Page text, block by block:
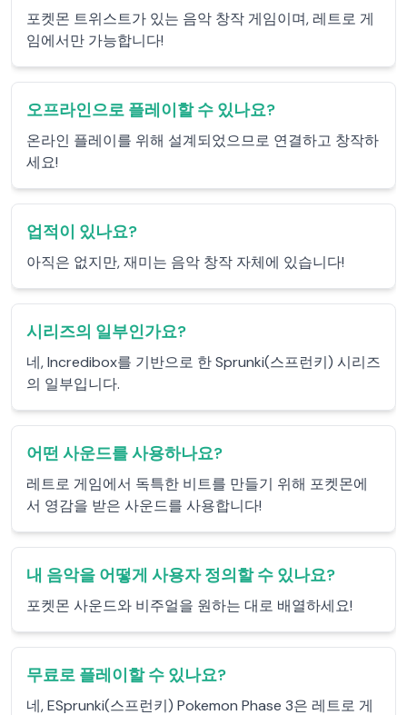
포켓몬 트위스트가 있는 음악 창작 게임이며, 레트로 게
임에서만 가능합니다!
오프라인으로 플레이할 수 있나요?
온라인 플레이를 위해 설계되었으므로 연결하고 창작하
세요!
업적이 있나요?
아직은 없지만, 재미는 음악 창작 자체에 있습니다!
시리즈의 일부인가요?
네, Incredibox를 기반으로 한 Sprunki(스프런키) 시리즈
의 일부입니다.
어떤 사운드를 사용하나요?
레트로 게임에서 독특한 비트를 만들기 위해 포켓몬에
서 영감을 받은 사운드를 사용합니다!
내 음악을 어떻게 사용자 정의할 수 있나요?
포켓몬 사운드와 비주얼을 원하는 대로 배열하세요!
무료로 플레이할 수 있나요?
네, ESprunki(스프런키) Pokemon Phase 3은 레트로 게